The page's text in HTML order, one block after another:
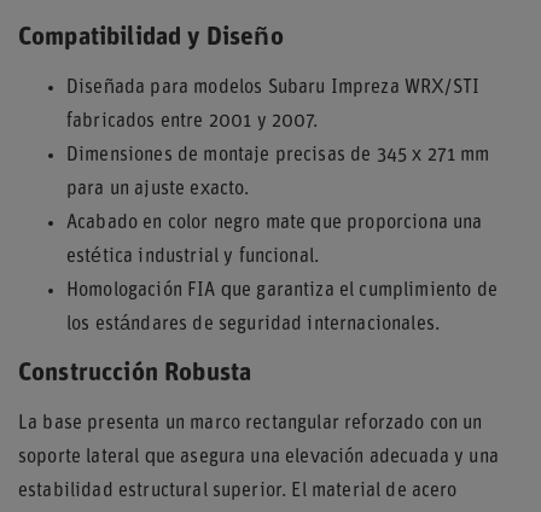
Compatibilidad y Diseño
Diseñada para modelos Subaru Impreza WRX/STI
fabricados entre 2001 y 2007.
Dimensiones de montaje precisas de 345 x 271 mm
para un ajuste exacto.
Acabado en color negro mate que proporciona una
estética industrial y funcional.
Homologación FIA que garantiza el cumplimiento de
los estándares de seguridad internacionales.
Construcción Robusta
La base presenta un marco rectangular reforzado con un
soporte lateral que asegura una elevación adecuada y una
estabilidad estructural superior. El material de acero